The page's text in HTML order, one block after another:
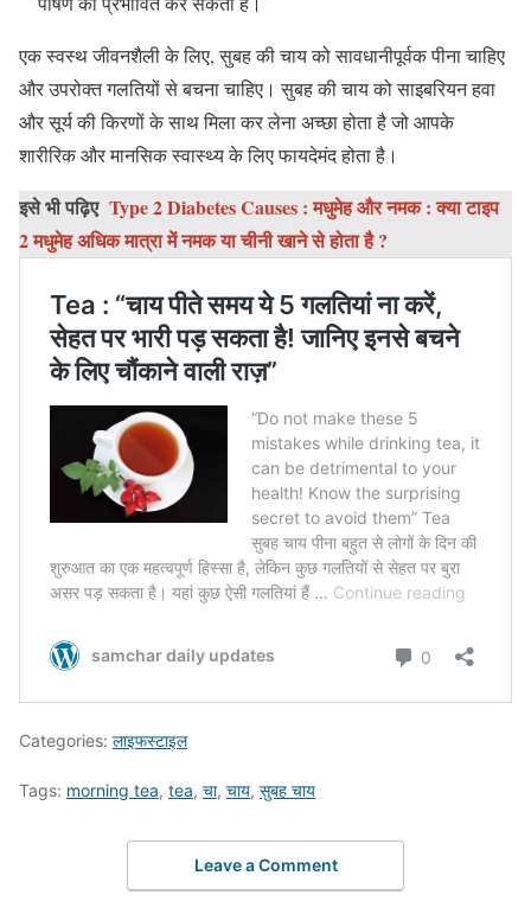
एक स्वस्थ जीवनशैली के लिए, सुबह की चाय को सावधानीपूर्वक पीना चाहिए
और उपरोक्त गलतियों से बचना चाहिए। सुबह की चाय को साइबरियन हवा
और सूर्य की किरणों के साथ मिला कर लेना अच्छा होता है जो आपके
शारीरिक और मानसिक स्वास्थ्य के लिए फायदेमंद होता है।
इसे भी पढ़िए Type 2 Diabetes Causes : मधुमेह और नमक : क्या टाइप
2 मधुमेह अधिक मात्रा में नमक या चीनी खाने से होता है ?
Categories: लाइफस्टाइल
Tags: morning tea, tea, चा, चाय, सुबह चाय
Leave a Comment